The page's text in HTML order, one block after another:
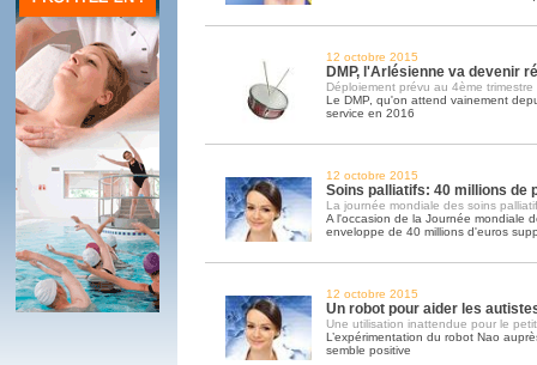
12 octobre 2015
DMP, l'Arlésienne va devenir
Déploiement prévu au 4ème trimestre
Le DMP, qu'on attend vainement
service en 2016
12 octobre 2015
Soins palliatifs: 40 millions de
La journée mondiale des soins
A l'occasion de la Journée mondiale
enveloppe de 40 millions d'euros
12 octobre 2015
Un robot pour aider les
Une utilisation inattendue pour le
L’expérimentation du robot Nao
semble positive